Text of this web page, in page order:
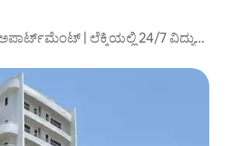
| ಲೆಕ್ಕಿಯಲ್ಲಿ 24/7 ವಿದ್ಯುತ್